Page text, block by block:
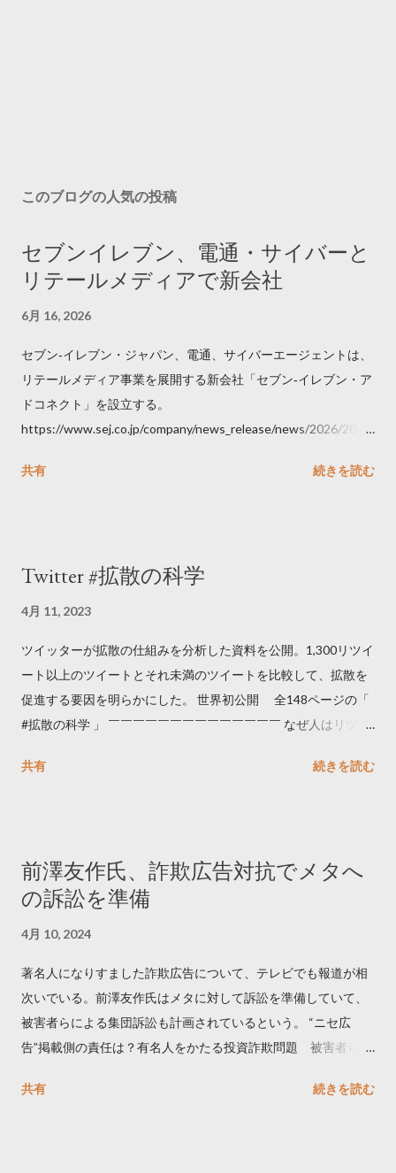
このブログの人気の投稿
セブンイレブン、電通・サイバーと
リテールメディアで新会社
6月 16, 2026
セブン‐イレブン・ジャパン、電通、サイバーエージェントは、
リテールメディア事業を展開する新会社「セブン‐イレブン・ア
ドコネクト」を設立する。
https://www.sej.co.jp/company/news_release/news/2026/2026
共有
続きを読む
Twitter #拡散の科学
4月 11, 2023
ツイッターが拡散の仕組みを分析した資料を公開。1,300リツイ
ート以上のツイートとそれ未満のツイートを比較して、拡散を
促進する要因を明らかにした。 世界初公開 全148ページの「
#拡散の科学 」 ￣￣￣￣￣￣￣￣￣￣￣￣￣￣ なぜ人はリツイ
学しました。 ー バズの目安は1300リツイート ー 人は16の熱量
トするのか？ https://marketing.twitter.com/ja/insights/kakusan
共有 続きを読む
前澤友作氏、詐欺広告対抗でメタへ
の訴訟を準備
4月 10, 2024
著名人になりすました詐欺広告について、テレビでも報道が相
次いでいる。前澤友作氏はメタに対して訴訟を準備していて、
被害者らによる集団訴訟も計画されているという。 “ニセ広
告”掲載側の責任は？有名人をかたる投資詐欺問題 被害者らが
https://newsdig.tbs.co.jp/articles/-/1091835 なぜなくならな
共有 続きを読む